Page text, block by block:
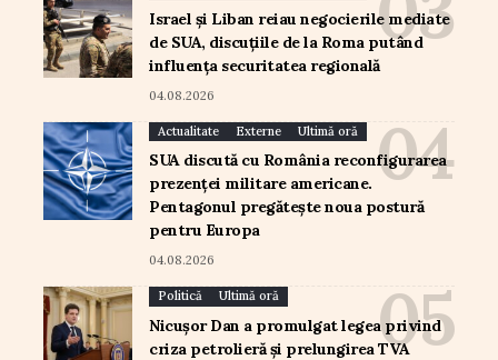
Israel și Liban reiau negocierile mediate
de SUA, discuțiile de la Roma putând
influența securitatea regională
04.08.2026
Actualitate Externe Ultimă oră
SUA discută cu România reconfigurarea
prezenței militare americane.
Pentagonul pregătește noua postură
pentru Europa
04.08.2026
Politică Ultimă oră
Nicușor Dan a promulgat legea privind
criza petrolieră și prelungirea TVA